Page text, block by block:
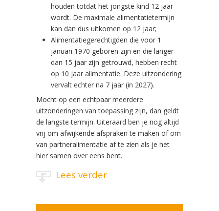
houden totdat het jongste kind 12 jaar
wordt. De maximale alimentatietermijn
kan dan dus uitkomen op 12 jaar;
Alimentatiegerechtigden die voor 1
januari 1970 geboren zijn en die langer
dan 15 jaar zijn getrouwd, hebben recht
op 10 jaar alimentatie. Deze uitzondering
vervalt echter na 7 jaar (in 2027).
Mocht op een echtpaar meerdere
uitzonderingen van toepassing zijn, dan geldt
de langste termijn. Uiteraard ben je nog altijd
vrij om afwijkende afspraken te maken of om
van partneralimentatie af te zien als je het
hier samen over eens bent.
Lees verder